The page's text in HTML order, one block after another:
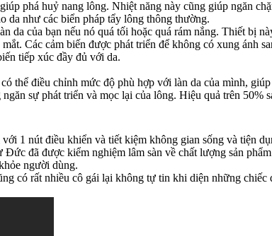
phá huỷ nang lông. Nhiệt năng này cũng giúp ngăn
da như các biển pháp tẩy lông thông thường.
da của bạn nếu nó quá tối hoặc quá rám nắng. Thiết bị
Các cảm biến được phát triển để không có xung ánh
tiếp xúc đầy đủ với da.
thể điều chỉnh mức độ phù hợp với làn da của mình,
sự phát triển và mọc lại của lông. Hiệu quả trên 50%
1 nút điều khiển và tiết kiệm không gian sống và tiện
đã được kiểm nghiệm lâm sàn về chất lượng sản
người dùng.
có rất nhiều cô gái lại không tự tin khi diện những chiếc